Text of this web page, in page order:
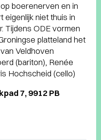
boerenerven en in
eigenlijk niet thuis in
Tijdens ODE vormen
platteland het
Veldhoven
(bariton), Renée
Hochscheid (cello)
7, 9912 PB